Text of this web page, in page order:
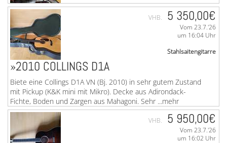
»VOSS-OM / AKUSTIKGITARRE
Alexander Voss-OM-Steelstring (mit Koffer). Diese
hervorragende Voss-Om ist komplett handgebaut.
Vollmassiv. Baujahr 2017, handsigniert. Die Decke ist aus
...mehr
VHB. 5 350,00€
Vom 23.7.'26
um 16:04 Uhr
Stahlsaitengitarre
»2010 COLLINGS D1A
Biete eine Collings D1A VN (Bj. 2010) in sehr gutem Zustand
mit Pickup (K&K mini mit Mikro). Decke aus Adirondack-
Fichte, Boden und Zargen aus Mahagoni. Sehr ...mehr
VHB. 5 950,00€
Vom 23.7.'26
um 16:02 Uhr